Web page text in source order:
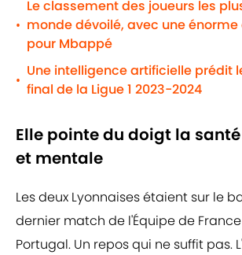
•
Le classement des joueurs les
monde dévoilé, avec une
pour Mbappé
•
Une intelligence artificielle prédit
final de la Ligue 1 2023-2024
Elle pointe du doigt la
et mentale
Les deux Lyonnaises étaient sur le
dernier match de l'Équipe de
Portugal. Un repos qui ne suffit pas.